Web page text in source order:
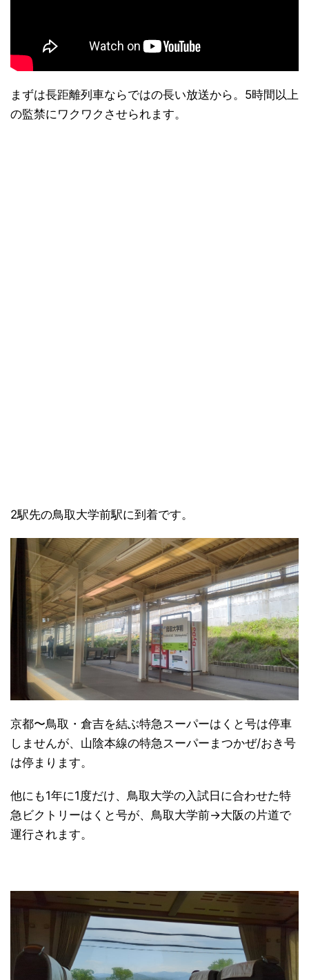
まずは長距離列車ならではの長い放送から。5時間以上
の監禁にワクワクさせられます。
2駅先の鳥取大学前駅に到着です。
京都〜鳥取・倉吉を結ぶ特急スーパーはくと号は停車
しませんが、山陰本線の特急スーパーまつかぜ/おき号
は停まります。
他にも1年に1度だけ、鳥取大学の入試日に合わせた特
急ビクトリーはくと号が、鳥取大学前→大阪の片道で
運行されます。